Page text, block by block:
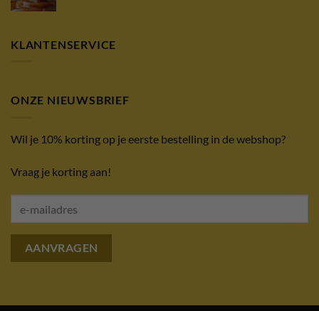
KLANTENSERVICE
ONZE NIEUWSBRIEF
Wil je 10% korting op je eerste bestelling in de webshop?
Vraag je korting aan!